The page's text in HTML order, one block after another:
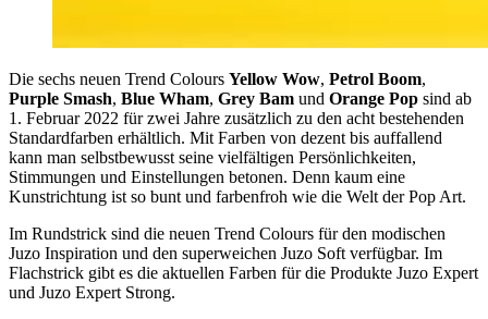
Die sechs neuen Trend Colours Yellow Wow, Petrol Boom,
Purple Smash, Blue Wham, Grey Bam und Orange Pop sind ab
1. Februar 2022 für zwei Jahre zusätzlich zu den acht bestehenden
Standardfarben erhältlich. Mit Farben von dezent bis auffallend
kann man selbstbewusst seine vielfältigen Persönlichkeiten,
Stimmungen und Einstellungen betonen. Denn kaum eine
Kunstrichtung ist so bunt und farbenfroh wie die Welt der Pop Art.
Im Rundstrick sind die neuen Trend Colours für den modischen
Juzo Inspiration und den superweichen Juzo Soft verfügbar. Im
Flachstrick gibt es die aktuellen Farben für die Produkte Juzo Expert
und Juzo Expert Strong.